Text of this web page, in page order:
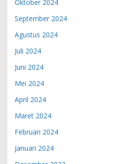
Oktober 2024
September 2024
Agustus 2024
Juli 2024
Juni 2024
Mei 2024
April 2024
Maret 2024
Februari 2024
Januari 2024